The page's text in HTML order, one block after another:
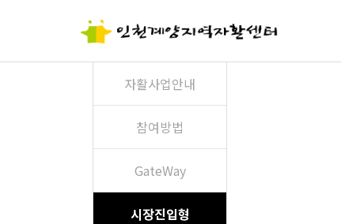
자활사업안내
참여방법
GateWay
시장진입형